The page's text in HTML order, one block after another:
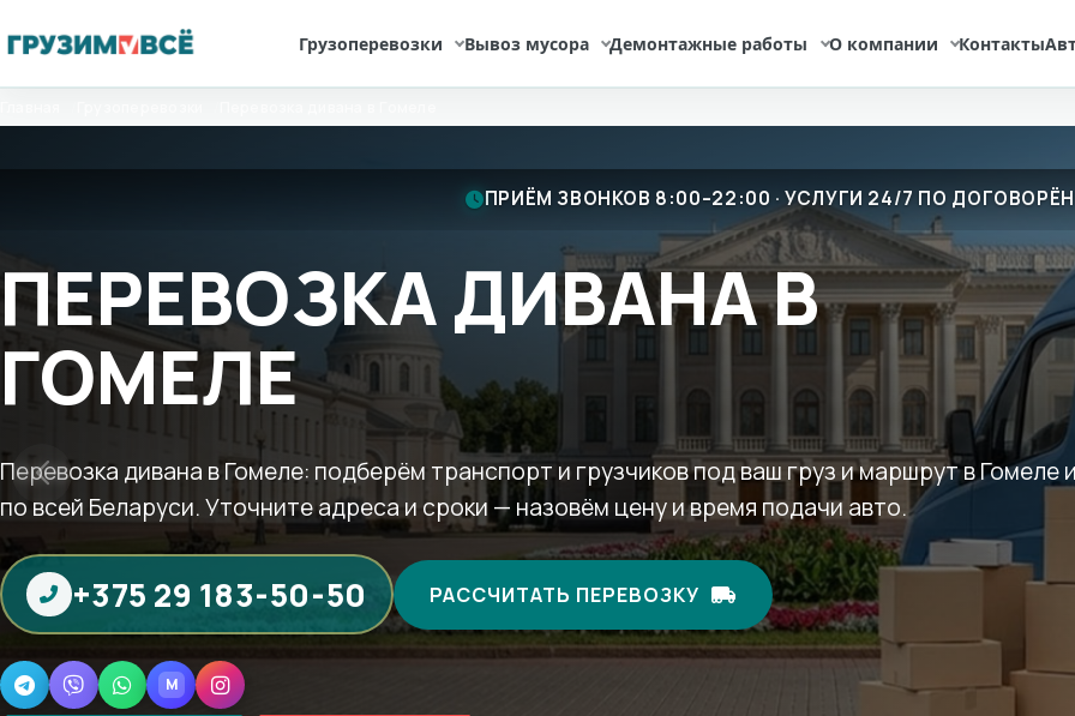
к
Грузоперевозки Вывоз мусора Демонтажные работы О компании Контакты
ПРИЁМ ЗВОНКОВ 8:00–22:00 · УСЛУГИ 24/7 ПО
ПЕРЕВОЗКА ДИВАНА В
ГОМЕЛЕ
Перевозка дивана в Гомеле: подберём транспорт и грузчиков под ваш груз и маршрут в Гомеле
по всей Беларуси. Уточните адреса и сроки — назовём цену и время подачи авто.
+375 29 183-50-50 РАССЧИТАТЬ ПЕРЕВОЗКУ
Telegram
ViberWhatsApp
MAX
M
Instagram